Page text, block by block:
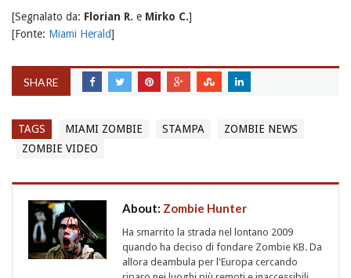
[Segnalato da: Florian R. e Mirko C.]
[Fonte: Miami Herald]
SHARE
TAGS MIAMI ZOMBIE STAMPA
ZOMBIE NEWS
ZOMBIE VIDEO
About: Zombie Hunter
Ha smarrito la strada nel lontano 2009
quando ha deciso di fondare Zombie KB. Da
allora deambula per l'Europa cercando